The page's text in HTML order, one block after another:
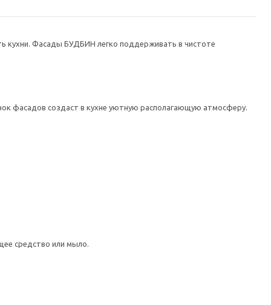
кухни. Фасады БУДБИН легко поддерживать в чистоте
фасадов создаст в кухне уютную располагающую атмосферу.
средство или мыло.